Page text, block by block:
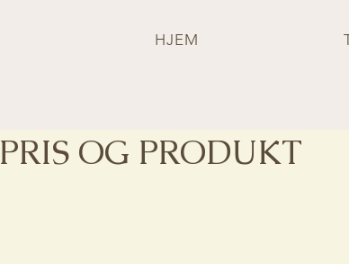
HJEM
PRIS OG PRODUKT